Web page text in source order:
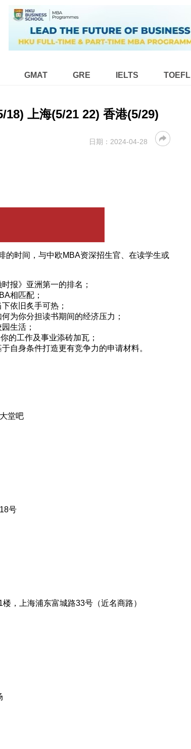
GMAT GRE IELTS TOEFL
上海(5/21 22) 香港(5/29)
日期： 2024-04-28
的时间，与中欧MBA资深招生官、在读学生或
报》亚洲第一的排名；
相匹配；
依旧炙手可热；
为你分担读书期间的经济压力；
生活；
的工作及事业添砖加瓦；
自身条件打造更有竞争力的申请材料。
堂吧
号
，上海浦东富城路33号（近名商路）